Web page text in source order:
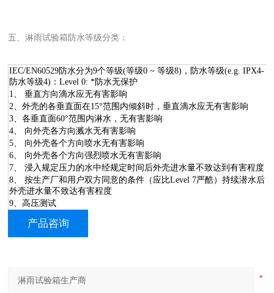
五、淋雨试验箱防水等级分类：
IEC/EN60529防水分为9个等级(等级0 ~ 等级8)，防水等级(e.g. IPX4-
防水等级4)：Level 0: *防水无保护
1、 垂直方向滴水应无有害影响
2、外壳的各垂直面在15°范围内倾斜时，垂直滴水应无有害影响
3、各垂直面60°范围内淋水，无有害影响
4、 向外壳各方向溅水无有害影响
5、 向外壳各个方向喷水无有害影响
6、 向外壳各个方向强烈喷水无有害影响
7、 浸入规定压力的水中经规定时间后外壳进水量不致达到有害程度
8、 按生产厂和用户双方同意的条件（应比Level 7严酷）持续潜水后
外壳进水量不致达有害程度
9、高压测试
产品咨询